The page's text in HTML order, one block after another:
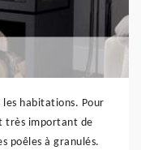
habitations. Pour
très important de
poêles à granulés.